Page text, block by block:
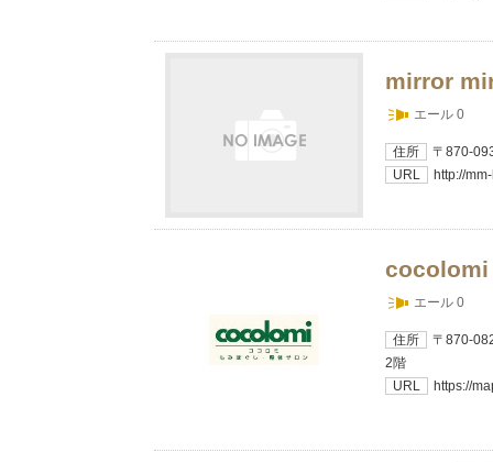
mirror
エール 0
住所
〒870-
URL
http://
cocolomi
エール 0
住所
〒870-
2階
URL
https://